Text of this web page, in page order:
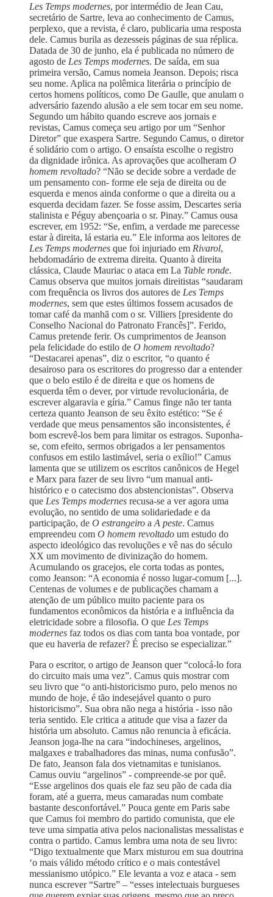
Les Temps modernes, por intermédio de Jean Cau,
secretário de Sartre, leva ao conhecimento de Camus,
perplexo, que a revista, é claro, publicaria uma resposta
dele. Camus burila as dezesseis páginas de sua réplica.
Datada de 30 de junho, ela é publicada no número de
agosto de Les Temps modernes. De saída, em sua
primeira versão, Camus nomeia Jeanson. Depois; risca
seu nome. Aplica na polêmica literária o princípio de
certos homens políticos, como De Gaulle, que anulam o
adversário fazendo alusão a ele sem tocar em seu nome.
Segundo um hábito quando escreve aos jornais e
revistas, Camus começa seu artigo por um “Senhor
Diretor” que exaspera Sartre. Segundo Camus, o diretor
é solidário com o artigo. O ensaísta escolhe o registro
da dignidade irônica. As aprovações que acolheram O
homem revoltado? “Não se decide sobre a verdade de
um pensamento con- forme ele seja de direita ou de
esquerda e menos ainda conforme o que a direita ou a
esquerda decidam fazer. Se fosse assim, Descartes seria
stalinista e Péguy abençoaria o sr. Pinay.” Camus ousa
escrever, em 1952: “Se, enfim, a verdade me parecesse
estar à direita, lá estaria eu.” Ele informa aos leitores de
Les Temps modernes que foi injuriado em Rivarol,
hebdomadário de extrema direita. Quanto à direita
clássica, Claude Mauriac o ataca em La Table ronde.
Camus observa que muitos jornais direitistas “saudaram
com frequência os livros dos autores de Les Temps
modernes, sem que estes últimos fossem acusados de
tomar café da manhã com o sr. Villiers [presidente do
Conselho Nacional do Patronato Francês]”. Ferido,
Camus pretende ferir. Os cumprimentos de Jeanson
pela felicidade do estilo de O homem revoltado?
“Destacarei apenas”, diz o escritor, “o quanto é
desairoso para os escritores do progresso dar a entender
que o belo estilo é de direita e que os homens de
esquerda têm o dever, por virtude revolucionária, de
escrever algaravia e gíria.” Camus finge não ter tanta
certeza quanto Jeanson de seu êxito estético: “Se é
verdade que meus pensamentos são inconsistentes, é
bom escrevê-los bem para limitar os estragos. Suponha-
se, com efeito, sermos obrigados a ler pensamentos
confusos em estilo lastimável, seria o exílio!” Camus
lamenta que se utilizem os escritos canônicos de Hegel
e Marx para fazer de seu livro “um manual anti-
histórico e o catecismo dos abstencionistas”. Observa
que Les Temps modernes recusa-se a ver agora uma
evolução, no sentido de uma solidariedade e da
participação, de O estrangeiro a A peste. Camus
empreendeu com O homem revoltado um estudo do
aspecto ideológico das revoluções e vê nas do século
XX um movimento de divinização do homem.
Acumulando os gracejos, ele corta todas as pontes,
como Jeanson: “A economia é nosso lugar-comum [...].
Centenas de volumes e de publicações chamam a
atenção de um público muito paciente para os
fundamentos econômicos da história e a influência da
eletricidade sobre a filosofia. O que Les Temps
modernes faz todos os dias com tanta boa vontade, por
que eu haveria de refazer? É preciso se especializar.”
Para o escritor, o artigo de Jeanson quer “colocá-lo fora
do circuito mais uma vez”. Camus quis mostrar com
seu livro que “o anti-historicismo puro, pelo menos no
mundo de hoje, é tão indesejável quanto o puro
historicismo”. Sua obra não nega a história - isso não
teria sentido. Ele critica a atitude que visa a fazer da
história um absoluto. Camus não renuncia à eficácia.
Jeanson joga-lhe na cara “indochineses, argelinos,
malgaxes e trabalhadores das minas, numa confusão”.
De fato, Jeanson fala dos vietnamitas e tunisianos.
Camus ouviu “argelinos” - compreende-se por quê.
“Esse argelinos dos quais ele faz seu pão de cada dia
foram, até a guerra, meus camaradas num combate
bastante desconfortável.” Pouca gente em Paris sabe
que Camus foi membro do partido comunista, que ele
teve uma simpatia ativa pelos nacionalistas messalistas e
contra o partido. Camus lembra uma nota de seu livro:
“Digo textualmente que Marx misturou em sua doutrina
‘o mais válido método crítico e o mais contestável
messianismo utópico.” Ele levanta a voz e ataca - sem
nunca escrever “Sartre” – “esses intelectuais burgueses